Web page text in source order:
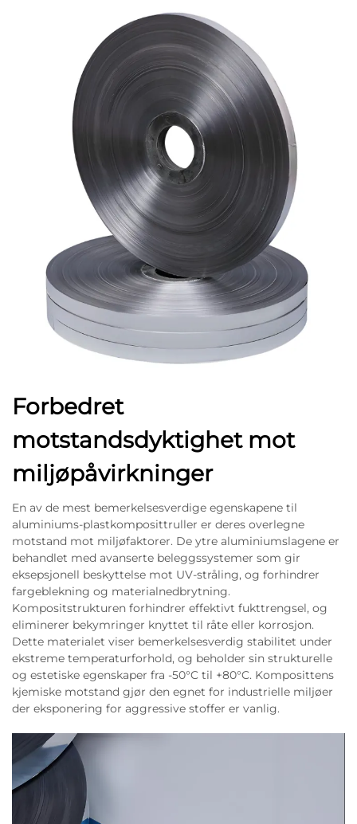
Forbedret
motstandsdyktighet mot
miljøpåvirkninger
En av de mest bemerkelsesverdige egenskapene til
aluminiums-plastkomposittruller er deres overlegne
motstand mot miljøfaktorer. De ytre aluminiumslagene er
behandlet med avanserte beleggssystemer som gir
eksepsjonell beskyttelse mot UV-stråling, og forhindrer
fargeblekning og materialnedbrytning.
Kompositstrukturen forhindrer effektivt fukttrengsel, og
eliminerer bekymringer knyttet til råte eller korrosjon.
Dette materialet viser bemerkelsesverdig stabilitet under
ekstreme temperaturforhold, og beholder sin strukturelle
og estetiske egenskaper fra -50°C til +80°C. Komposittens
kjemiske motstand gjør den egnet for industrielle miljøer
der eksponering for aggressive stoffer er vanlig.